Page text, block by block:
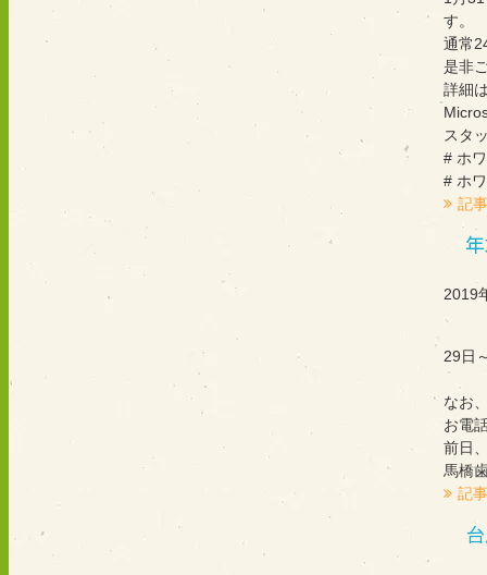
す。
通常
是非
詳細
スタ
# ホ
# ホ
記
2019
29日
なお
お電
前日
馬橋
記